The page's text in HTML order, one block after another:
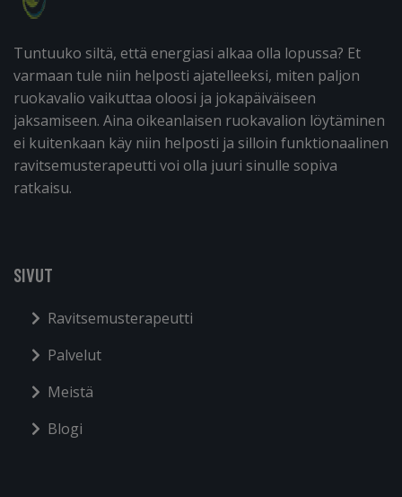
Tuntuuko siltä, että energiasi alkaa olla lopussa? Et
varmaan tule niin helposti ajatelleeksi, miten paljon
ruokavalio vaikuttaa oloosi ja jokapäiväiseen
jaksamiseen. Aina oikeanlaisen ruokavalion löytäminen
ei kuitenkaan käy niin helposti ja silloin funktionaalinen
ravitsemusterapeutti voi olla juuri sinulle sopiva
ratkaisu.
SIVUT
Ravitsemusterapeutti
Palvelut
Meistä
Blogi